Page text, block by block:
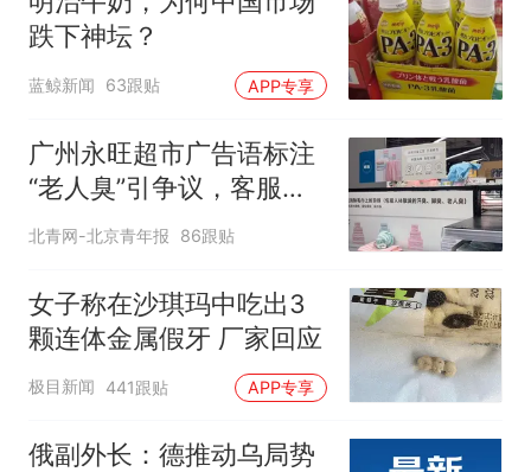
跌下神坛？
蓝鲸新闻 63跟贴 APP专享
广州永旺超市广告语标注
“老人臭”引争议，客服回
应
北青网-北京青年报 86跟贴
女子称在沙琪玛中吃出3
颗连体金属假牙 厂家回应
极目新闻 441跟贴 APP专享
俄副外长：德推动乌局势